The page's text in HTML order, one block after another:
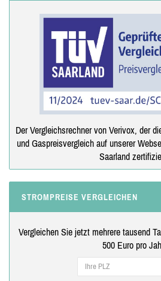
Der Vergleichsrechner von Verivox, der
und Gaspreisvergleich auf unserer
Saarland
STROMPREISE VERGLEICHEN
Vergleichen Sie jetzt mehrere tausend
500 Euro pro